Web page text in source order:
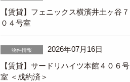
【賃貸】フェニックス横濱井土ヶ谷７
０４号室
物件情報
2026年07月16日
【賃貸】サードリハイツ本館４０６号
室 ＜成約済＞